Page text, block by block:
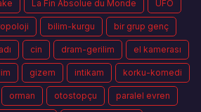
La Fin Absolue du Monde UFO
bilim-kurgu bir grup genç
cin dram-gerilim el kamerası
gizem intikam korku-komedi
orman otostopçu paralel evren